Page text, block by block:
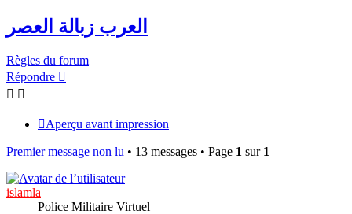
العرب زبالة العصر
Règles du forum
Répondre
Aperçu avant impression
Premier message non lu • 13 messages • Page 1 sur 1
islamla
Police Militaire Virtuel